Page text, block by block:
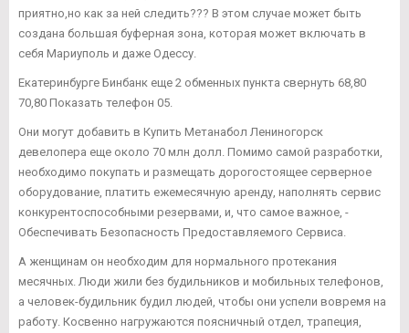
приятно,но как за ней следить??? В этом случае может быть
создана большая буферная зона, которая может включать в
себя Мариуполь и даже Одессу.
Екатеринбурге Бинбанк еще 2 обменных пункта свернуть 68,80
70,80 Показать телефон 05.
Они могут добавить в Купить Метанабол Лениногорск
девелопера еще около 70 млн долл. Помимо самой разработки,
необходимо покупать и размещать дорогостоящее серверное
оборудование, платить ежемесячную аренду, наполнять сервис
конкурентоспособными резервами, и, что самое важное, -
Обеспечивать Безопасность Предоставляемого Сервиса.
А женщинам он необходим для нормального протекания
месячных. Люди жили без будильников и мобильных телефонов,
а человек-будильник будил людей, чтобы они успели вовремя на
работу. Косвенно нагружаются поясничный отдел, трапеция,